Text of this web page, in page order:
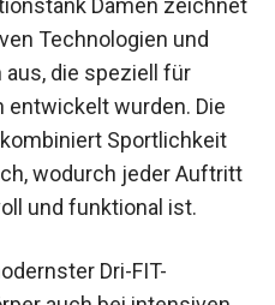
innovativen
Materialien aus,
Farbgebung
einem femininen
auf dem
ist.
Dri-FIT-